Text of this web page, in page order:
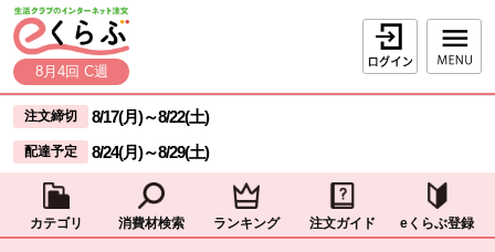
ページの先頭です。
本文へジャンプする。
8月4回 C週
ログイン
ここからサイト内共通メニューです。
サイト内共通メニューをスキップする
注文締切 8/17(月)～8/22(土)
配達予定 8/24(月)～8/29(土)
カテゴリ 消費材検索 ランキング 注文ガイド eくらぶ登録